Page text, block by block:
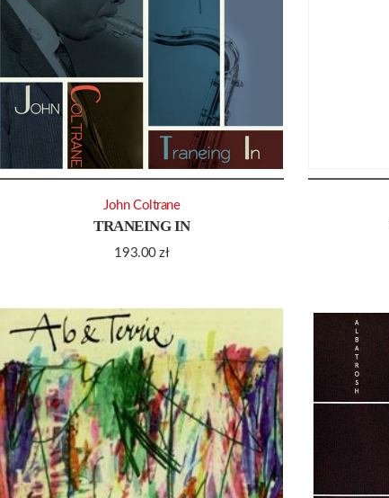
TRANEING IN
193.00zł
John Coltrane